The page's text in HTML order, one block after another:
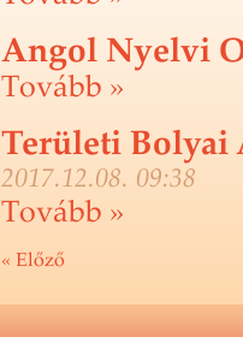
Angol Nyelvi
To­vább »
Területi Bolyai
2017.12.08. 09:38
To­vább »
« Előző